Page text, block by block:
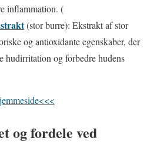
inflammation. (
(stor burre): Ekstrakt af stor
og antioxidante egenskaber, der
hudirritation og forbedre hudens
og fordele ved